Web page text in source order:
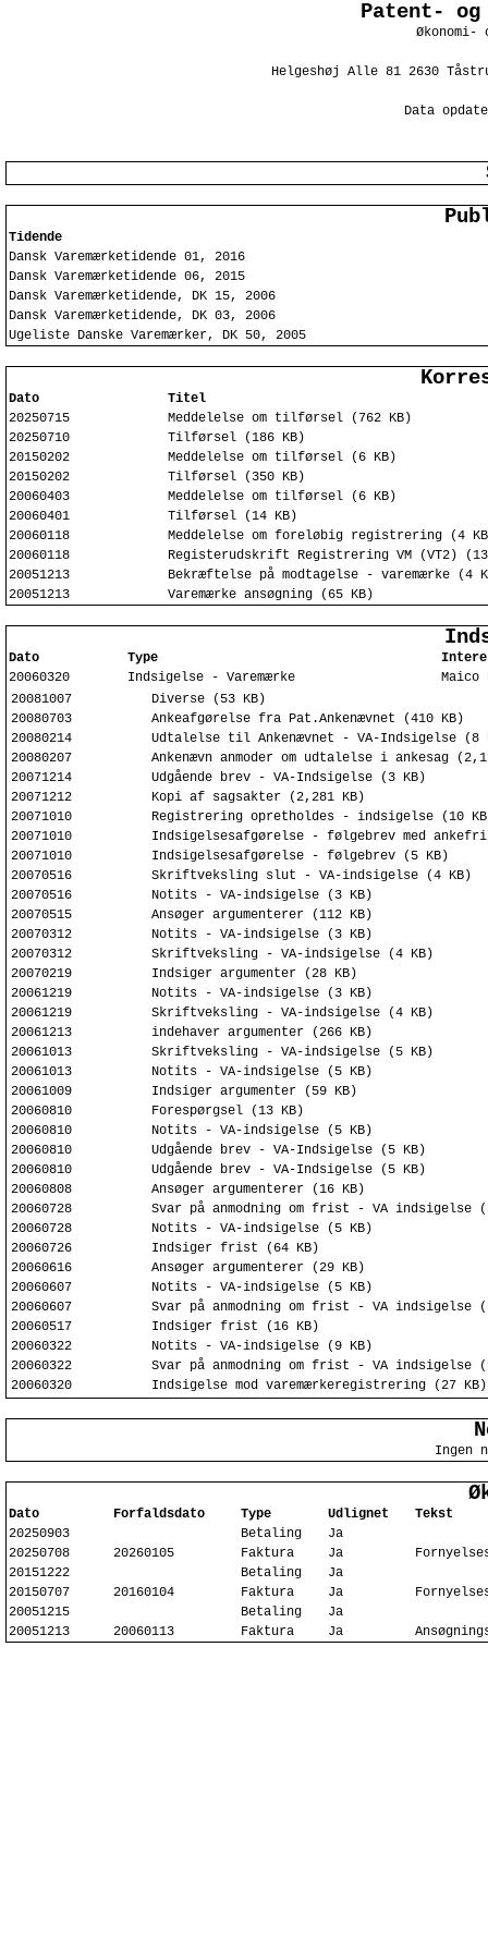
Patent- og
Økonomi-
Helgeshøj Alle 81 2630
Data
Tidende
Dansk Varemærketidende 01, 2016
Dansk Varemærketidende 06, 2015
Dansk Varemærketidende, DK 15, 2006
Dansk Varemærketidende, DK 03, 2006
Ugeliste Danske Varemærker, DK 50, 2005
Dato
Titel
20250715
Meddelelse om tilførsel (762 KB)
20250710
Tilførsel (186 KB)
20150202
Meddelelse om tilførsel (6 KB)
20150202
Tilførsel (350 KB)
20060403
Meddelelse om tilførsel (6 KB)
20060401
Tilførsel (14 KB)
20060118
Meddelelse om foreløbig registrering (4
20060118
Registerudskrift Registrering VM (VT2)
20051213
Bekræftelse på modtagelse - varemærke (4
20051213
Varemærke ansøgning (65 KB)
Dato Type
20060320
Indsigelse - Varemærke
Maico
20081007
Diverse (53 KB)
20080703
Ankeafgørelse fra Pat.Ankenævnet (410 KB)
20080214
Udtalelse til Ankenævnet - VA-Indsigelse (8
20080207
Ankenævn anmoder om udtalelse i ankesag
20071214
Udgående brev - VA-Indsigelse (3 KB)
20071212
Kopi af sagsakter (2,281 KB)
20071010
Registrering opretholdes - indsigelse (10
20071010
Indsigelsesafgørelse - følgebrev med
20071010
Indsigelsesafgørelse - følgebrev (5 KB)
20070516
Skriftveksling slut - VA-indsigelse (4 KB)
20070516
Notits - VA-indsigelse (3 KB)
20070515
Ansøger argumenterer (112 KB)
20070312
Notits - VA-indsigelse (3 KB)
20070312
Skriftveksling - VA-indsigelse (4 KB)
20070219
Indsiger argumenter (28 KB)
20061219
Notits - VA-indsigelse (3 KB)
20061219
Skriftveksling - VA-indsigelse (4 KB)
20061213
indehaver argumenter (266 KB)
20061013
Skriftveksling - VA-indsigelse (5 KB)
20061013
Notits - VA-indsigelse (5 KB)
20061009
Indsiger argumenter (59 KB)
20060810
Forespørgsel (13 KB)
20060810
Notits - VA-indsigelse (5 KB)
20060810
Udgående brev - VA-Indsigelse (5 KB)
20060810
Udgående brev - VA-Indsigelse (5 KB)
20060808
Ansøger argumenterer (16 KB)
20060728
Svar på anmodning om frist - VA indsigelse
20060728
Notits - VA-indsigelse (5 KB)
20060726
Indsiger frist (64 KB)
20060616
Ansøger argumenterer (29 KB)
20060607
Notits - VA-indsigelse (5 KB)
20060607
Svar på anmodning om frist - VA indsigelse
20060517
Indsiger frist (16 KB)
20060322
Notits - VA-indsigelse (9 KB)
20060322
Svar på anmodning om frist - VA indsigelse
20060320
Indsigelse mod varemærkeregistrering (27 KB)
Ingen
Dato Forfaldsdato Type Udlignet
Tekst
20250903
Betaling
Ja
20250708
20260105 Faktura Ja
20151222
Betaling
Ja
20150707
20160104 Faktura Ja
20051215
Betaling
Ja
20051213
20060113 Faktura Ja